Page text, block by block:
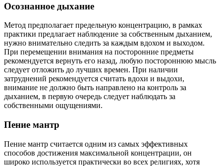
Осознанное дыхание
Метод предполагает предельную концентрацию, в рамках
практики предлагает наблюдение за собственным дыханием,
нужно внимательно следить за каждым вдохом и выходом.
При перемещении внимания на посторонние предметы
рекомендуется вернуть его назад, любую постороннюю мысль
следует отложить до лучших времен. При наличии
затруднений рекомендуется считать вдохи и выдохи,
внимание не должно быть направлено на контроль за
дыханием, в первую очередь следует наблюдать за
собственными ощущениями.
Пение мантр
Пение мантр считается одним из самых эффективных
способов достижения максимальной концентрации, он
широко используется практически во всех религиях, хотя